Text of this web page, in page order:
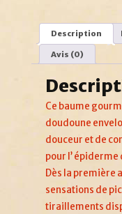
Description
Avis (0)
Ce baume
doudoune
douceur et de
pour l’ épiderme
Dès la première
sensations de
tiraillements